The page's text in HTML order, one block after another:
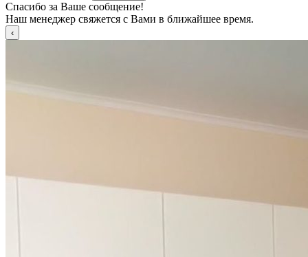
Спасибо за Ваше сообщение!
Наш менеджер свяжется с Вами в ближайшее время.